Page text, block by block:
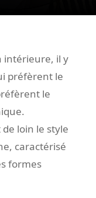
intérieure, il y
préfèrent le
le
loin le style
caractérisé
formes